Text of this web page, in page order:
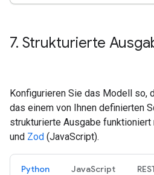
7. Strukturierte
Konfigurieren Sie das Modell so,
das einem von Ihnen definierten
strukturierte Ausgabe funktioniert
und Zod (JavaScript).
Python JavaScript